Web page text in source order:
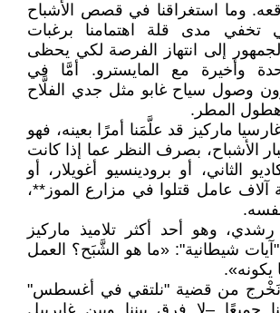
وما استغراقنا في قصص الأشباح
تخفي مدى قلة اهتمامنا برغبات
إلى انتهاز الفرصة لكي يحظى
وأخيرة مع المايسترو. أمَّا في
وصول سياح غابو مثل جدي الفلَّاح
هطول المطر.
ماركيز قد علَّمَنا أمرًا بعينه، فهو
الأشباح، بصرف النظر عما إذا كانت
الثاني، أو برودينسيو أغويلار، أو
آلاف عامل قتلوا في مزارع الموز**،
وهو أحد أكثر تلاميذ ماركيز
"آيات شيطانية": «ما هو الشَّبَح؟ العمل
يكونه».
نَخْرج من قضية "نلتقي في أغسطس"